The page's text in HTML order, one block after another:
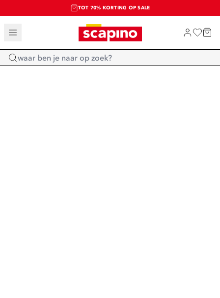
TOT 70% KORTING OP SALE
SALE: LAATSTE KANS!
SHOP NIEUW
Home